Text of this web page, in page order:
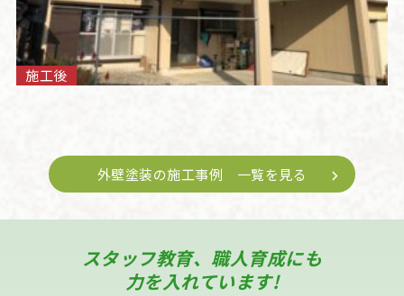
施工後
外壁塗装の施工事例 一覧を見る
スタッフ教育、職人育成にも
力を入れています!